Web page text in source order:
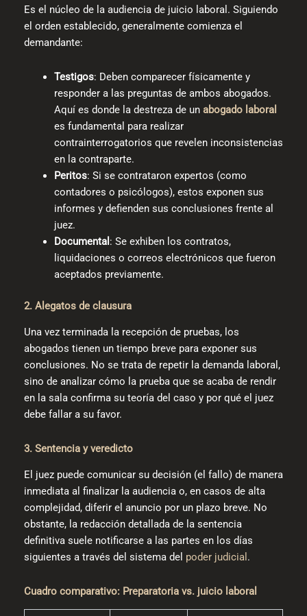
Es el núcleo de la audiencia de juicio laboral. Siguiendo
el orden establecido, generalmente comienza el
demandante:
Testigos: Deben comparecer físicamente y
responder a las preguntas de ambos abogados.
Aquí es donde la destreza de un abogado laboral
es fundamental para realizar
contrainterrogatorios que revelen inconsistencias
en la contraparte.
Peritos: Si se contrataron expertos (como
contadores o psicólogos), estos exponen sus
informes y defienden sus conclusiones frente al
juez.
Documental : Se exhiben los contratos,
liquidaciones o correos electrónicos que fueron
aceptados previamente.
2. Alegatos de clausura
Una vez terminada la recepción de pruebas, los
abogados tienen un tiempo breve para exponer sus
conclusiones. No se trata de repetir la demanda laboral,
sino de analizar cómo la prueba que se acaba de rendir
en la sala confirma su teoría del caso y por qué el juez
debe fallar a su favor.
3. Sentencia y veredicto
El juez puede comunicar su decisión (el fallo) de manera
inmediata al finalizar la audiencia o, en casos de alta
complejidad, diferir el anuncio por un plazo breve. No
obstante, la redacción detallada de la sentencia
definitiva suele notificarse a las partes en los días
siguientes a través del sistema del poder judicial .
Cuadro comparativo: Preparatoria vs. juicio laboral